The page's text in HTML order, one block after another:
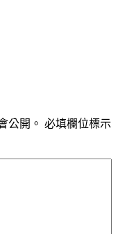
公開。 必填欄位標示